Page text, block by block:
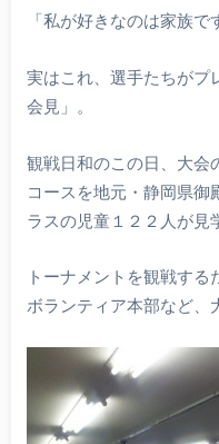
「私が好きなのは家族で
実はこれ、選手たちがプ
会見」。
観戦日和のこの日、大会
コースを地元・静岡県御
ラスの児童１２２人が見
トーナメントを観戦す
ボランティア本部など、